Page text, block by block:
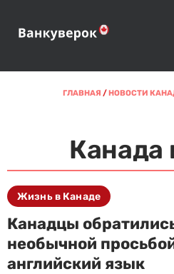
ГЛАВНАЯ /НОВОСТИ
Канадцы
необычной
английский язык
Жизнь в Канаде